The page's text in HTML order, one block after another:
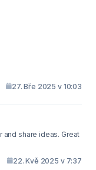
27. Bře 2025 v 10:03
ideas. Great
22. Kvě 2025 v 7:37